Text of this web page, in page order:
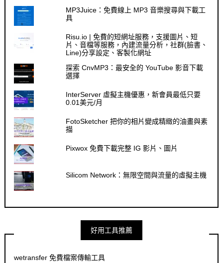
MP3Juice：免費線上 MP3 音樂搜尋與下載工
具
Risu.io | 免費的短網址服務，支援圖片、短
片、音檔等服務，內建流量分析，社群(臉書、
Line)分享設定、客製化網址
探索 CnvMP3：最安全的 YouTube 影音下載
選擇
InterServer 虛擬主機優惠，新會員最低只要
0.01美元/月
FotoSketcher 把你的相片變成精緻的油畫與素
描
Pixwox 免費下載完整 IG 影片、圖片
Silicom Network：無限空間與流量的虛擬主機
好用工具推薦
wetransfer 免費檔案傳輸工具